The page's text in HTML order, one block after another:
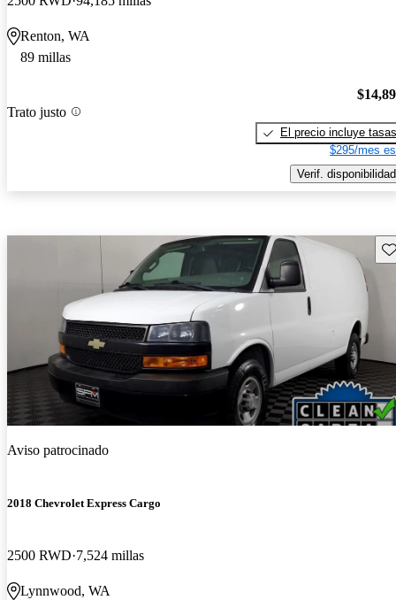
Renton, WA
89 millas
Trato justo
El precio incluye tasas
$295/mes
Verif. disponibilidad
Aviso patrocinado
2018 Chevrolet Express Cargo
2500 RWD 7,524 millas
Lynnwood, WA